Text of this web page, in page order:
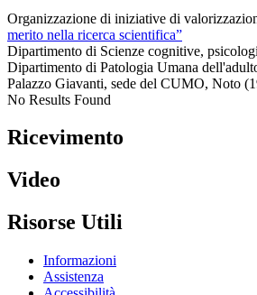
Organizzazione di iniziative di
merito nella ricerca scientifica”
Dipartimento di Scienze cognitive,
Dipartimento di Patologia Umana
Palazzo Giavanti, sede del CUMO, Noto
No Results Found
Ricevimento
Video
Risorse Utili
Informazioni
Assistenza